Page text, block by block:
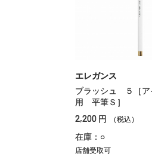
エレガンス
ブラッシュ ５［ア
用 平筆Ｓ］
2,200 円 （税込）
在庫：○
店舗受取可